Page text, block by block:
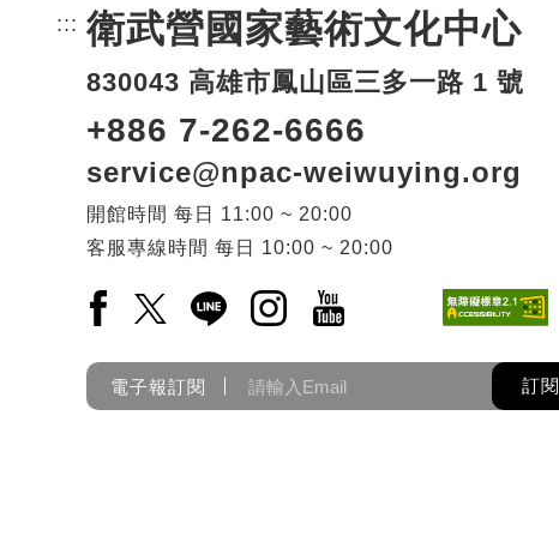
::: 頁尾網站資訊。
衛武營國家藝術文化中心
830043 高雄市鳳山區三多一路 1 號
+886 7-262-6666
service@npac-weiwuying.org
開館時間 每日
11:00 ~ 20:00
客服專線時間 每日 10:00 ~ 20:00
Facebook(另開新視窗)
X(另開新視窗)
LINE(另開新視窗)
Instagram(另開新視窗)
YouTube(另開新視窗)
電子報訂閱 訂閱